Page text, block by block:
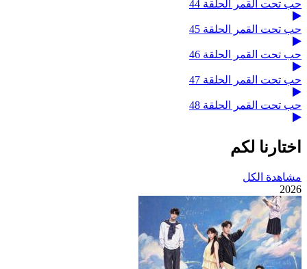
حب تحت القمر الحلقة 44
حب تحت القمر الحلقة 45
حب تحت القمر الحلقة 46
حب تحت القمر الحلقة 47
حب تحت القمر الحلقة 48
اختارنا لكم
مشاهدة الكل
2026